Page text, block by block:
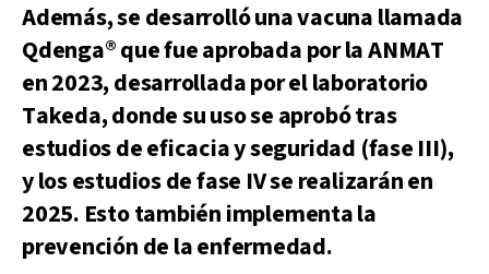
Además, se desarrolló una vacuna llamada
Qdenga® que fue aprobada por la ANMAT
en 2023, desarrollada por el laboratorio
Takeda, donde su uso se aprobó tras
estudios de eficacia y seguridad (fase III),
y los estudios de fase IV se realizarán en
2025. Esto también implementa la
prevención de la enfermedad.